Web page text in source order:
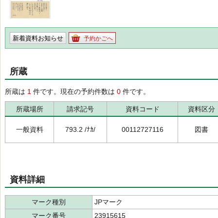
新着資料お知らせ 予約かごへ
所蔵
所蔵は 1 件です。現在の予約件数は 0 件です。
所蔵場所 請求記号 資料コード 資料区分
一般資料 793.2 /ﾅｶ/ 00112727116 図書
資料詳細
マーク種別
JPマーク
マーク番号
23915615